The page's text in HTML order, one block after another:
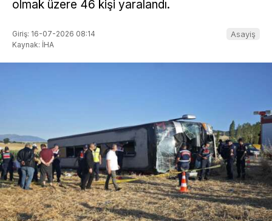
olmak üzere 46 kişi yaralandı.
Giriş: 16-07-2026 08:14
Kaynak: İHA
Asayiş